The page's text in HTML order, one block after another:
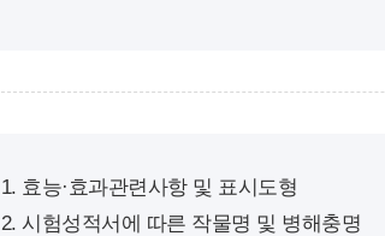
1. 효능·효과관련사항 및 표시도형
2. 시험성적서에 따른 작물명 및 병해충명